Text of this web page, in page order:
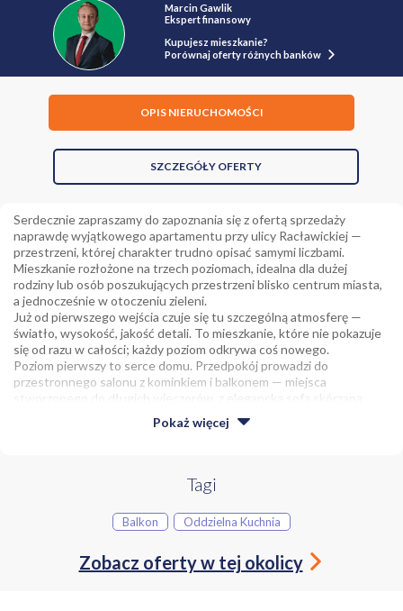
Marcin Gawlik
Ekspert finansowy
Kupujesz mieszkanie?
Porównaj oferty różnych banków
OPIS NIERUCHOMOŚCI
SZCZEGÓŁY OFERTY
Serdecznie zapraszamy do zapoznania się z ofertą sprzedaży
naprawdę wyjątkowego apartamentu przy ulicy Racławickiej —
przestrzeni, której charakter trudno opisać samymi liczbami.
Mieszkanie rozłożone na trzech poziomach, idealna dla dużej
rodziny lub osób poszukujących przestrzeni blisko centrum miasta,
a jednocześnie w otoczeniu zieleni.
Już od pierwszego wejścia czuje się tu szczególną atmosferę —
światło, wysokość, jakość detali. To mieszkanie, które nie pokazuje
się od razu w całości; każdy poziom odkrywa coś nowego.
Poziom pierwszy to serce domu. Przedpokój prowadzi do
przestronnego salonu z kominkiem i balkonem — miejsca
stworzonego do długich wieczorów, z elegancką sofą skórzaną
marki Kler i atmosferą, która uspokaja po pracowitym dniu. Tuż
obok znajduje się osobna, jasna kuchnia z oknem, wyposażona w
mieści się także gabinet — idealny do pracy z domu lub jako
biblioteka, przestronna garderoba oraz łazienka z prysznicem.
Eleganckie schody wewnętrzne z drewna jesionowego prowadzą
na poziom drugi — strefę prywatną domowników. Znajdują się tu
Jest również wygodna pralnio-prasowalnia, czyli funkcjonalność,
której często brakuje w mieszkaniach tej klasy, oraz bardzo duża
Pokaż więcej
Tagi
Balkon Oddzielna Kuchnia
Zobacz oferty w tej okolicy